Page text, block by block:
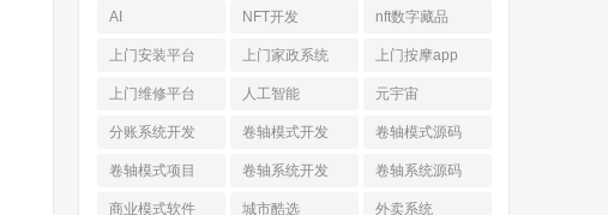
AI NFT开发 nft数字藏品
上门安装平台 上门家政系统 上门按摩app
上门维修平台 人工智能 元宇宙
分账系统开发 卷轴模式开发 卷轴模式源码
卷轴模式项目 卷轴系统开发 卷轴系统源码
商业模式软件 城市酷选 外卖系统